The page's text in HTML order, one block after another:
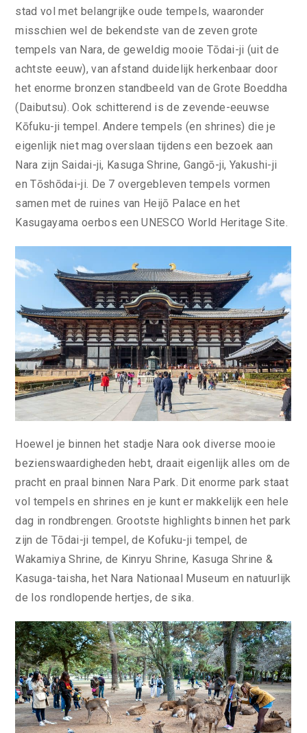
stad vol met belangrijke oude tempels, waaronder
misschien wel de bekendste van de zeven grote
tempels van Nara, de geweldig mooie Tōdai-ji (uit de
achtste eeuw), van afstand duidelijk herkenbaar door
het enorme bronzen standbeeld van de Grote Boeddha
(Daibutsu). Ook schitterend is de zevende-eeuwse
Kōfuku-ji tempel. Andere tempels (en shrines) die je
eigenlijk niet mag overslaan tijdens een bezoek aan
Nara zijn Saidai-ji, Kasuga Shrine, Gangō-ji, Yakushi-ji
en Tōshōdai-ji. De 7 overgebleven tempels vormen
samen met de ruines van Heijō Palace en het
Kasugayama oerbos een UNESCO World Heritage Site.
Hoewel je binnen het stadje Nara ook diverse mooie
bezienswaardigheden hebt, draait eigenlijk alles om de
pracht en praal binnen Nara Park. Dit enorme park staat
vol tempels en shrines en je kunt er makkelijk een hele
dag in rondbrengen. Grootste highlights binnen het park
zijn de Tōdai-ji tempel, de Kofuku-ji tempel, de
Wakamiya Shrine, de Kinryu Shrine, Kasuga Shrine &
Kasuga-taisha, het Nara Nationaal Museum en natuurlijk
de los rondlopende hertjes, de sika.